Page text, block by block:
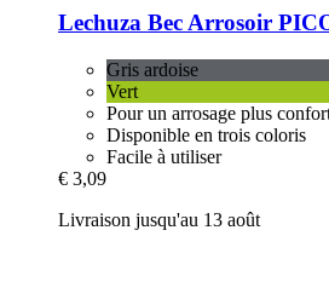
Lechuza Bec Arrosoir
Gris ardoise
Vert
Pour un arrosage plus
Disponible en trois coloris
Facile à utiliser
€ 3,09
Livraison jusqu'au 13 août